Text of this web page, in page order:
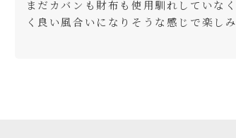
まだカバンも財布も使用馴れしていな
く良い風合いになりそうな感じで楽しみ